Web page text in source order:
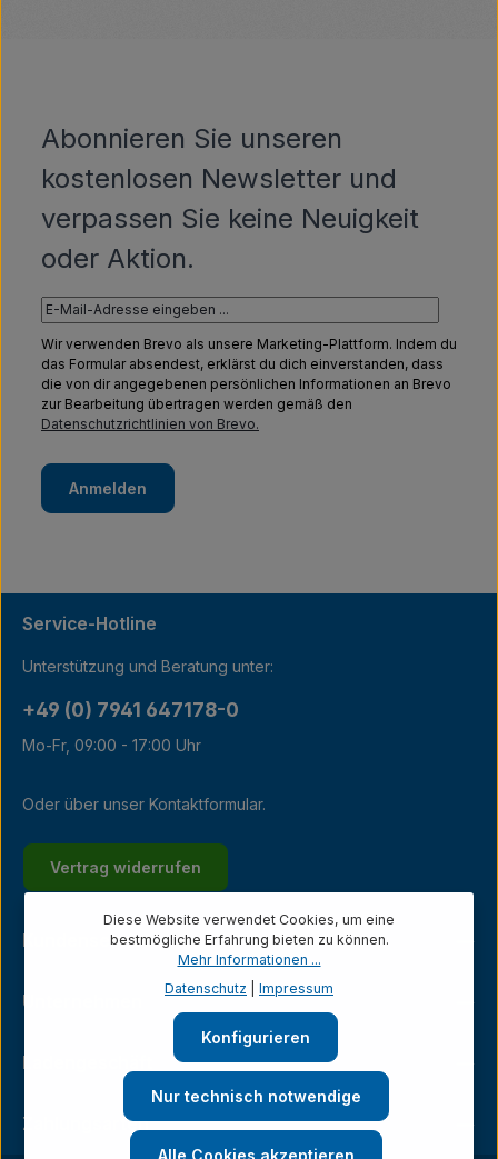
Abonnieren Sie unseren
kostenlosen Newsletter und
verpassen Sie keine Neuigkeit
oder Aktion.
Wir verwenden Brevo als unsere Marketing-Plattform. Indem du
das Formular absendest, erklärst du dich einverstanden, dass
die von dir angegebenen persönlichen Informationen an Brevo
zur Bearbeitung übertragen werden gemäß den
Datenschutzrichtlinien von Brevo.
Anmelden
Service-Hotline
Unterstützung und Beratung unter:
+49 (0) 7941 647178-0
Mo-Fr, 09:00 - 17:00 Uhr
Oder über unser Kontaktformular.
Vertrag widerrufen
Kundenservice
Unternehmen
Ladengeschäft
Zahlungsarten
Diese Website verwendet Cookies, um eine
bestmögliche Erfahrung bieten zu können.
Mehr Informationen ...
Datenschutz
Impressum
Nur technisch notwendige
Konfigurieren
Alle Cookies akzeptieren